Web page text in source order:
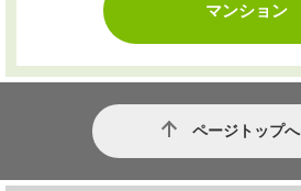
マンション
ページトップへ